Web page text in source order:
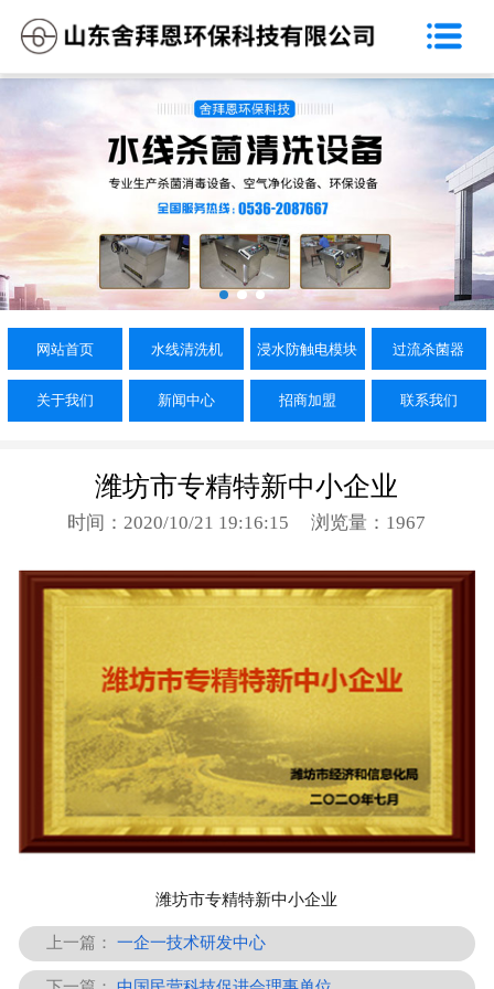
网站首页
关于我们
水线清洗机
浸水防触电模块
过流杀菌器
新闻中心
联系我们
网站首页 水线清洗机 浸水防触电模块 过流杀菌器
关于我们 新闻中心 招商加盟 联系我们
潍坊市专精特新中小企业
时间：2020/10/21 19:16:15 浏览量：1967
潍坊市专精特新中小企业
上一篇： 一企一技术研发中心